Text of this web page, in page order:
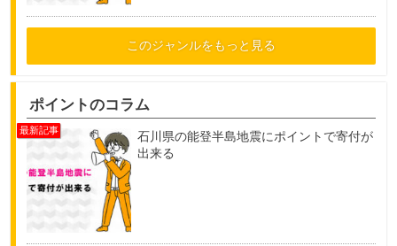
このジャンルをもっと見る
ポイントのコラム
石川県の能登半島地震にポイントで寄付が
出来る